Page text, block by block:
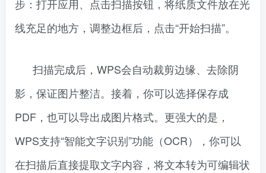
步：打开应用、点击扫描按钮，将纸质文件放在光
线充足的地方，调整边框后，点击“开始扫描”。
扫描完成后，WPS会自动裁剪边缘、去除阴
影，保证图片整洁。接着，你可以选择保存成
PDF，也可以导出成图片格式。更强大的是，
WPS支持“智能文字识别”功能（OCR），你可以
在扫描后直接提取文字内容，将文本转为可编辑状